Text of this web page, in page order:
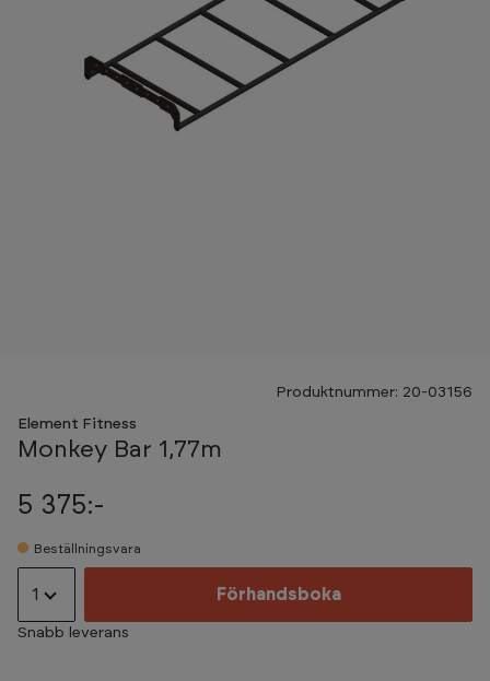
Produktnummer: 20-03156
Element Fitness
Monkey Bar 1,77m
5 375:-
Beställningsvara
1 Förhandsboka
Snabb leverans